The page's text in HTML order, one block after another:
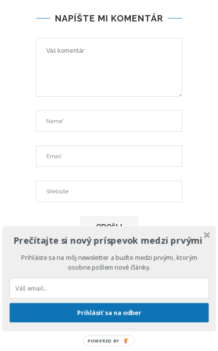
NAPÍŠTE MI KOMENTÁR
VERONIKA DOE
Prečítajte si nový príspevok medzi prvými
Prihláste sa na môj newsletter a buďte medzi prvými, ktorým
osobne pošlem nové články.
Prihlásiť sa na odber
POWERED BY